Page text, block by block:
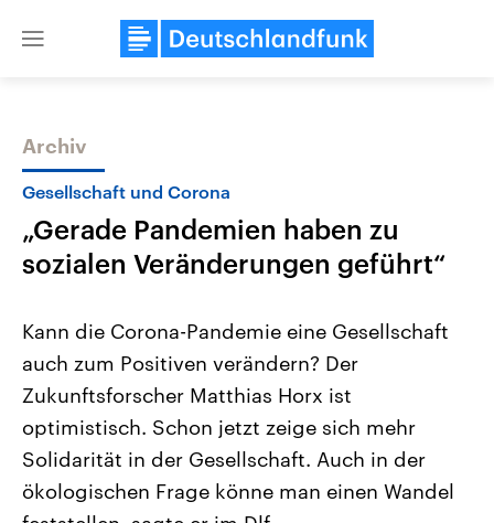
Close
Themen
Landtagswahl Sachsen-Anhalt
2026
Alle Informationen
Sachsen-Anhalt wählt am 6.
September 2026 einen neuen
Landtag. Seit 2021 wird das
Bundesland von einer Koalition aus
CDU, SPD und FDP regiert.-
Aktuelle Beiträge,
Hintergründe
Wirtschaftlich und
gehören die Vereinigten
den mächtigsten Ländern
mit großem Einfluss auf
Archiv
Gesellschaft und Corona
„Gerade Pandemien haben zu
sozialen Veränderungen geführt“
Kann die Corona-Pandemie eine Gesellschaft
auch zum Positiven verändern? Der
Zukunftsforscher Matthias Horx ist
optimistisch. Schon jetzt zeige sich mehr
Solidarität in der Gesellschaft. Auch in der
ökologischen Frage könne man einen Wandel